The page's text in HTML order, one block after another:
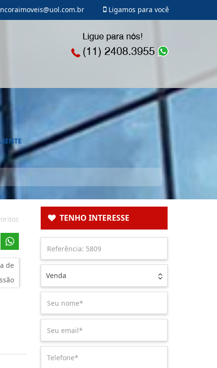
Ligamos para você
de
TENHO INTERESSE
Venda